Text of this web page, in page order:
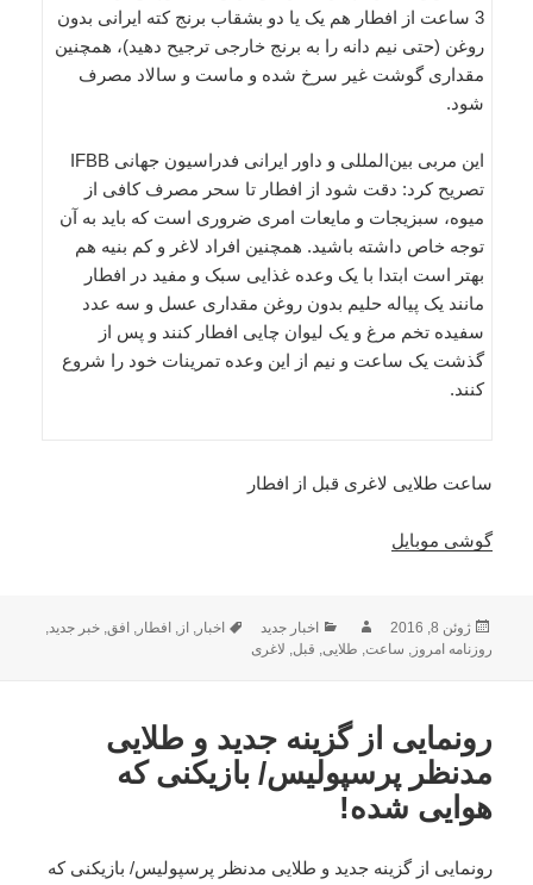
3 ساعت از افطار هم یک یا دو بشقاب برنج کته ایرانى بدون
روغن (حتى نیم دانه را به برنج خارجى ترجیح دهید)، همچنین
مقدارى گوشت غیر سرخ شده و ماست و سالاد مصرف
شود.
این مربی بین‌المللی و داور ایرانی فدراسیون جهانی IFBB
تصریح کرد: دقت شود از افطار تا سحر مصرف کافى از
میوه، سبزیجات و مایعات امرى ضرورى است که باید به آن
توجه خاص داشته باشید. همچنین افراد لاغر و کم بنیه هم
بهتر است ابتدا با یک وعده غذایى سبک و مفید در افطار
مانند یک پیاله حلیم بدون روغن مقدارى عسل و سه عدد
سفیده تخم مرغ و یک لیوان چایى افطار کنند و پس از
گذشت یک ساعت و نیم از این وعده تمرینات خود را شروع
کنند.
ساعت طلایی لاغری قبل از افطار
گوشی موبایل
ارسال
شده
ژوئن 8, 2016 نویسندهدسته‌ها
اخبار جدید برچسب‌ها
اخبار ,از ,افطار ,افق ,خبر جدید
روزنامه امروز
ساعت طلایی قبل لاغری
رونمایی از گزینه جدید و طلایی
مدنظر پرسپولیس/ بازیکنی که
هوایی شده!
رونمایی از گزینه جدید و طلایی مدنظر پرسپولیس/ بازیکنی که